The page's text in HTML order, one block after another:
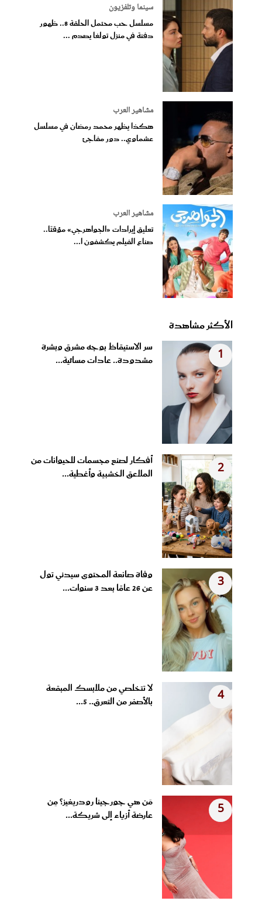
سينما وتلفزيون
مسلسل حب محتمل الحلقة 8.. ظهور
دفنة في منزل تولغا يصدم ...
مشاهير العرب
هكذا يظهر محمد رمضان في مسلسل
عشماوي.. دور مفاجئ
مشاهير العرب
تعليق إيرادات «الجواهرجي» مؤقتًا..
صناع الفيلم يكشفون ا...
الأكثر مشاهدة
1
سر الاستيقاظ بوجه مشرق وبشرة
مشدودة.. عادات مسائية...
2
أفكار لصنع مجسمات للحيوانات من
الملاعق الخشبية وأغطية...
3
وفاة صانعة المحتوى سيدني تول
عن 26 عامًا بعد 3 سنوات...
4
لا تتخلصي من ملابسك المبقعة
بالأصفر من التعرق.. 5...
5
مَن هي جورجينا رودريغيز؟ مِن
عارضة أزياء إلى شريكة...